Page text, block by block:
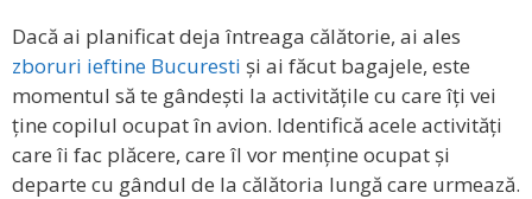
Dacă ai planificat deja întreaga călătorie, ai ales
zboruri ieftine Bucuresti și ai făcut bagajele, este
momentul să te gândești la activitățile cu care îți vei
ține copilul ocupat în avion. Identifică acele activități
care îi fac plăcere, care îl vor menține ocupat și
departe cu gândul de la călătoria lungă care urmează.